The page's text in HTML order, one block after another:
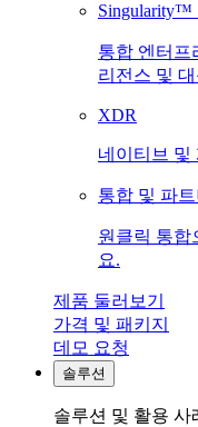
Singularity™
통합 엔터프
리전스 및
XDR
네이티브 및
통합 및 파트
원클릭 통합
요.
제품 둘러보기
가격 및 패키지
데모 요청
솔루션
솔루션 및 활용 사